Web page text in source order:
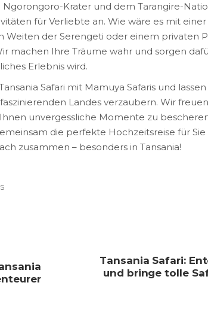
Krater und dem Tarangire-
für Verliebte an. Wie wäre es mit
Weiten der Serengeti oder einem privaten
machen Ihre Träume wahr und sorgen
Erlebnis wird.
Safari mit Mamuya Safaris und
Landes verzaubern. Wir
unvergessliche Momente zu
die perfekte Hochzeitsreise für
zusammen – besonders in Tansania!
Tansania Safari:
und bringe tolle